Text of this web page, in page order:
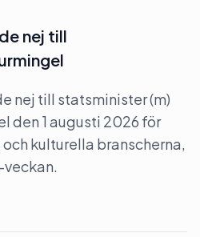
nej till
nej till statsminister (m)
den 1 augusti 2026 för
kulturella branscherna,